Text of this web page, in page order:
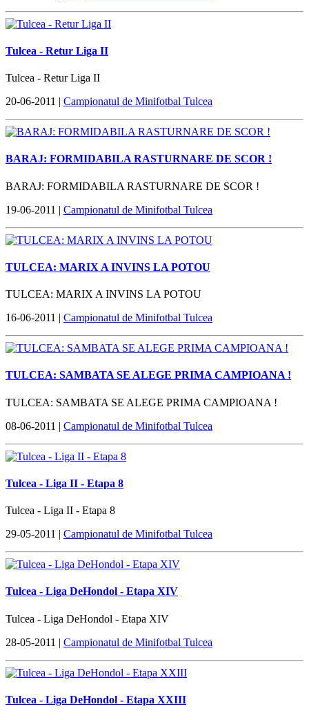
Tulcea - Retur Liga II
Tulcea - Retur Liga II
20-06-2011 | Campionatul de Minifotbal Tulcea
BARAJ: FORMIDABILA RASTURNARE DE SCOR !
BARAJ: FORMIDABILA RASTURNARE DE SCOR !
19-06-2011 | Campionatul de Minifotbal Tulcea
TULCEA: MARIX A INVINS LA POTOU
TULCEA: MARIX A INVINS LA POTOU
16-06-2011 | Campionatul de Minifotbal Tulcea
TULCEA: SAMBATA SE ALEGE PRIMA CAMPIOANA !
TULCEA: SAMBATA SE ALEGE PRIMA CAMPIOANA !
08-06-2011 | Campionatul de Minifotbal Tulcea
Tulcea - Liga II - Etapa 8
Tulcea - Liga II - Etapa 8
29-05-2011 | Campionatul de Minifotbal Tulcea
Tulcea - Liga DeHondol - Etapa XIV
Tulcea - Liga DeHondol - Etapa XIV
28-05-2011 | Campionatul de Minifotbal Tulcea
Tulcea - Liga DeHondol - Etapa XXIII